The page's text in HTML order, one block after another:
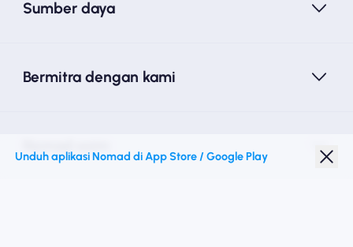
Sumber daya
Bermitra dengan kami
Unduh aplikasi Nomad di App Store / Google Play